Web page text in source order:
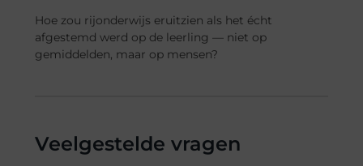
Hoe zou rijonderwijs eruitzien als het écht
afgestemd werd op de leerling — niet op
gemiddelden, maar op mensen?
Veelgestelde vragen